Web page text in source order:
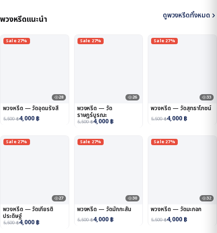
พวงหรีดแนะนำ ดูพวงหรีดทั้งหมด
Sale 27%
28
พวงหรีด — วัดอุดมรังสี
5,500฿4,000 ฿
Sale 27%
26
พวงหรีด — วัด
ราษฎร์บูรณะ
5,500฿4,000 ฿
Sale 27%
33
พวงหรีด — วัดสุทธาโภชน์
5,500฿4,000 ฿
Sale 27%
27
พวงหรีด — วัดเกียรติ
ประดิษฐ์
5,500฿4,000 ฿
Sale 27%
30
พวงหรีด — วัดมักกะสัน
5,500฿4,000 ฿
Sale 27%
32
พวงหรีด — วัดมะกอก
5,500฿4,000 ฿